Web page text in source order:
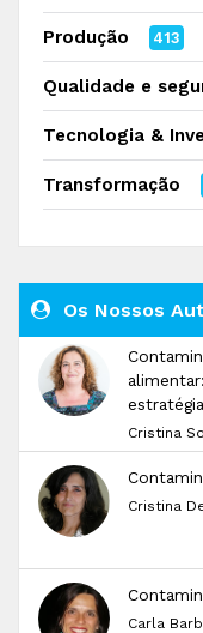
Produção 413
Qualidade e
Tecnologia &
Transformação
Os Nossos
Cristina
Cristina
Carla